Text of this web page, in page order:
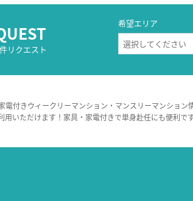
リクエスト
希望エリア
電付きウィークリーマンション・マンスリーマンショ
用いただけます！家具・家電付きで単身赴任にも便利です